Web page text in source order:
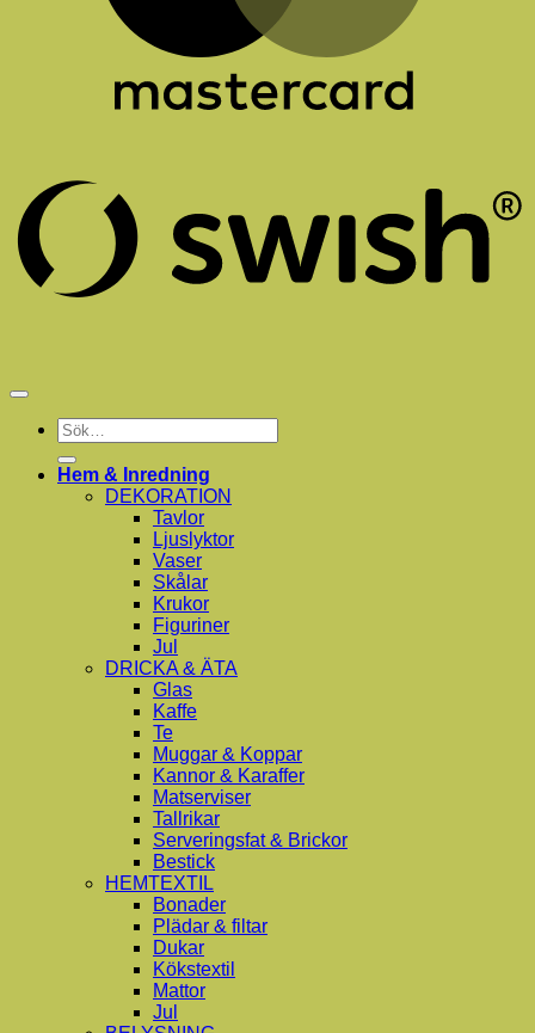
Sök
efter:
Hem & Inredning
DEKORATION
Tavlor
Ljuslyktor
Vaser
Skålar
Krukor
Figuriner
Jul
DRICKA & ÄTA
Glas
Kaffe
Te
Muggar & Koppar
Kannor & Karaffer
Matserviser
Tallrikar
Serveringsfat & Brickor
Bestick
HEMTEXTIL
Bonader
Plädar & filtar
Dukar
Kökstextil
Mattor
Jul